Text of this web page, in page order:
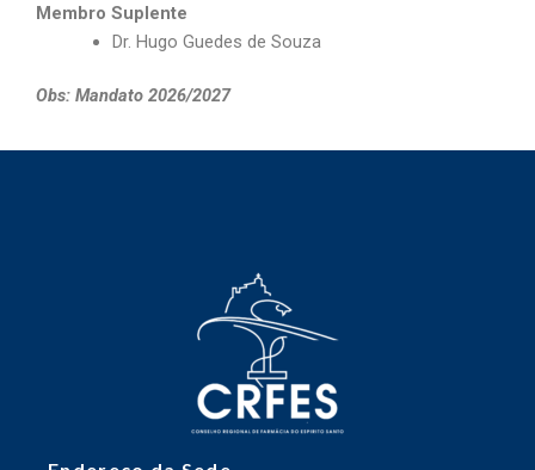
Membro Suplente
Dr. Hugo Guedes de Souza
Obs: Mandato 2026/2027